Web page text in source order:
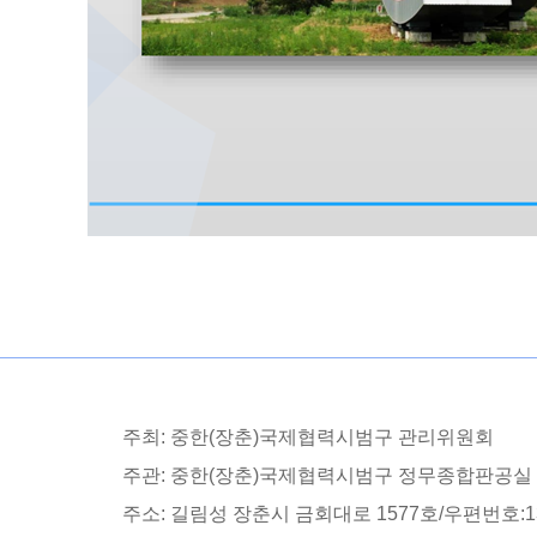
주최: 중한(장춘)국제협력시범구 관리위원회
주관: 중한(장춘)국제협력시범구 정무종합판공실
주소: 길림성 장춘시 금회대로 1577호/우편번호